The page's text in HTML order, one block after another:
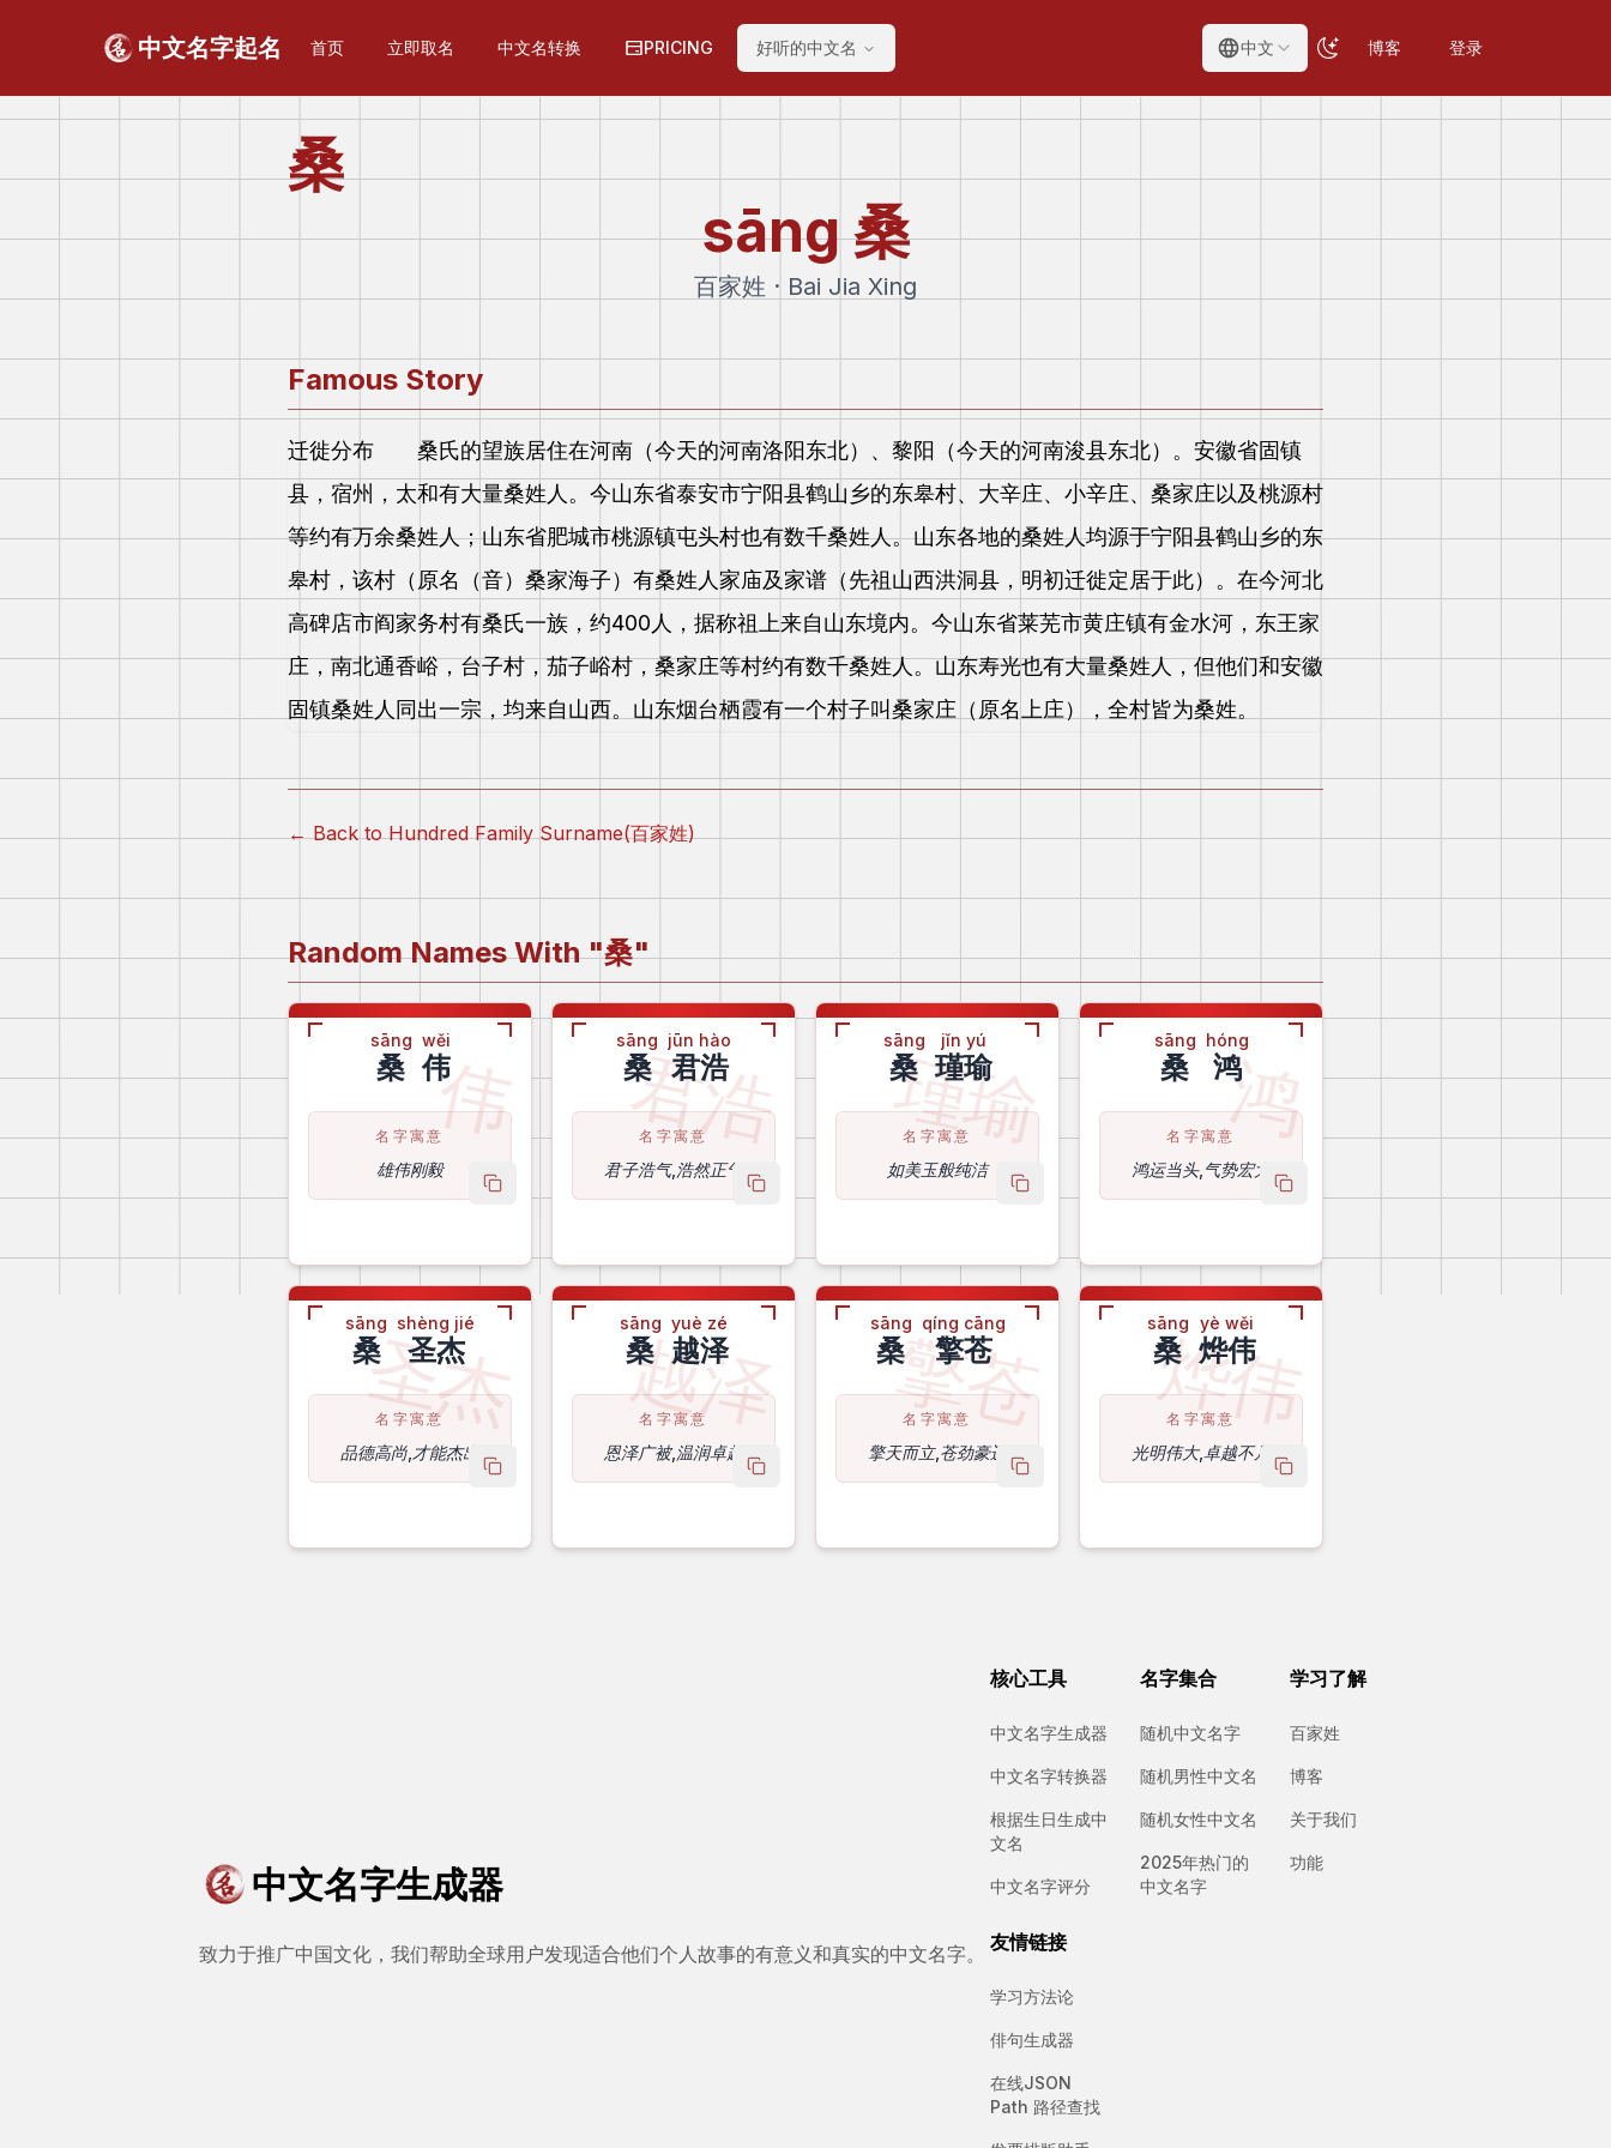
中文名字起名 首页 立即取名 中文名转换 PRICING 好听的中文名 中文 博客 登录
桑
sāng桑
百家姓 · Bai Jia Xing
Famous Story
迁徙分布 桑氏的望族居住在河南（今天的河南洛阳东北）、黎阳（今天的河南浚县东北）。安徽省固镇
县，宿州，太和有大量桑姓人。今山东省泰安市宁阳县鹤山乡的东皋村、大辛庄、小辛庄、桑家庄以及桃源村
等约有万余桑姓人；山东省肥城市桃源镇屯头村也有数千桑姓人。山东各地的桑姓人均源于宁阳县鹤山乡的东
皋村，该村（原名（音）桑家海子）有桑姓人家庙及家谱（先祖山西洪洞县，明初迁徙定居于此）。在今河北
高碑店市阎家务村有桑氏一族，约400人，据称祖上来自山东境内。今山东省莱芜市黄庄镇有金水河，东王家
庄，南北通香峪，台子村，茄子峪村，桑家庄等村约有数千桑姓人。山东寿光也有大量桑姓人，但他们和安徽
固镇桑姓人同出一宗，均来自山西。山东烟台栖霞有一个村子叫桑家庄（原名上庄），全村皆为桑姓。
← Back to Hundred Family Surname(百家姓)
Random Names With "桑"
伟
sāng
桑
wěi
伟
名字寓意
雄伟刚毅
copy name
君浩
sāng
桑
jūn hào
君浩
名字寓意
君子浩气,浩然正气
copy name
瑾瑜
sāng
桑
jǐn yú
瑾瑜
名字寓意
如美玉般纯洁
copy name
鸿
sāng
桑
hóng
鸿
名字寓意
鸿运当头,气势宏大
copy name
圣杰
sāng
桑
shèng jié
圣杰
名字寓意
品德高尚,才能杰出
copy name
越泽
sāng
桑
yuè zé
越泽
名字寓意
恩泽广被,温润卓越
copy name
擎苍
sāng
桑
qíng cāng
擎苍
名字寓意
擎天而立,苍劲豪迈
copy name
烨伟
sāng
桑
yè wěi
烨伟
名字寓意
光明伟大,卓越不凡
copy name
中文名字生成器
致力于推广中国文化，我们帮助全球用户发现适合他们个人故事的有意义和真实的中文名字。
核心工具
中文名字生成器
中文名字转换器
根据生日生成中
文名
中文名字评分
名字集合
随机中文名字
随机男性中文名
随机女性中文名
2025年热门的
中文名字
学习了解
百家姓
博客
关于我们
功能
友情链接
学习方法论
俳句生成器
在线JSON
Path 路径查找